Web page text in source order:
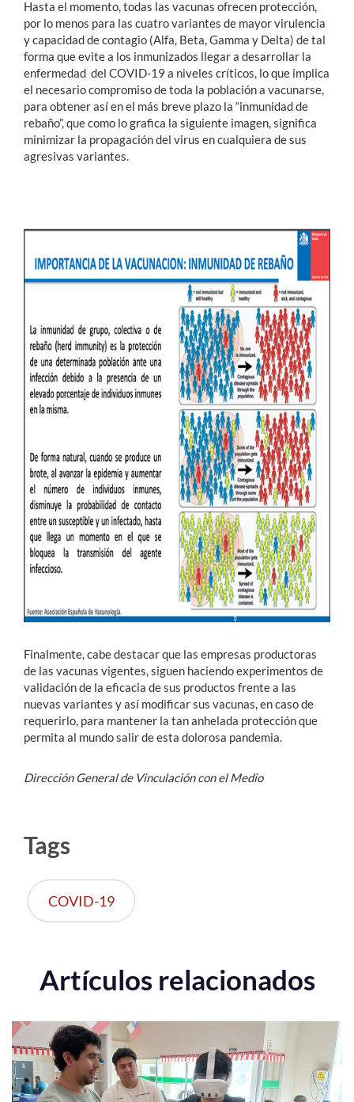
Hasta el momento, todas las vacunas ofrecen protección,
por lo menos para las cuatro variantes de mayor virulencia
y capacidad de contagio (Alfa, Beta, Gamma y Delta) de tal
forma que evite a los inmunizados llegar a desarrollar la
enfermedad del COVID-19 a niveles críticos, lo que implica
el necesario compromiso de toda la población a vacunarse,
para obtener así en el más breve plazo la “inmunidad de
rebaño”, que como lo grafica la siguiente imagen, significa
minimizar la propagación del virus en cualquiera de sus
agresivas variantes.
Finalmente, cabe destacar que las empresas productoras
de las vacunas vigentes, siguen haciendo experimentos de
validación de la eficacia de sus productos frente a las
nuevas variantes y así modificar sus vacunas, en caso de
requerirlo, para mantener la tan anhelada protección que
permita al mundo salir de esta dolorosa pandemia.
Dirección General de Vinculación con el Medio
Tags
COVID-19
Artículos relacionados